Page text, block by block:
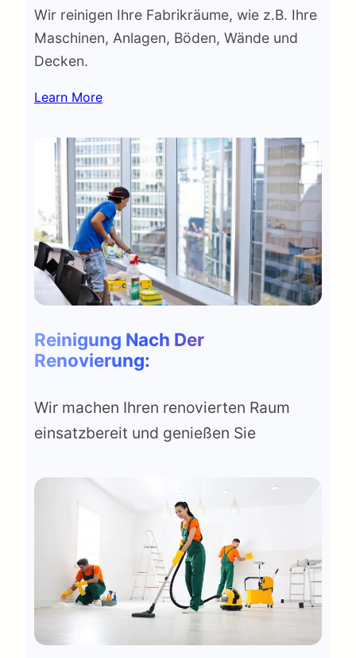
Wir reinigen Ihre Fabrikräume, wie z.B. Ihre
Maschinen, Anlagen, Böden, Wände und
Decken.
Learn More
Reinigung Nach Der
Renovierung:
Wir machen Ihren renovierten Raum
einsatzbereit und genießen Sie